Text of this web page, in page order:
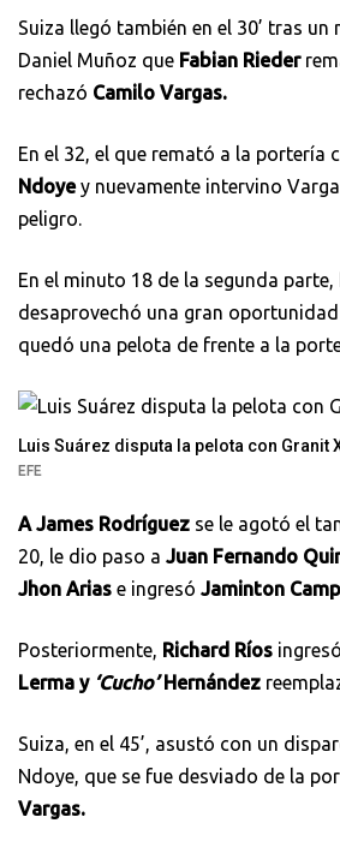
Suiza llegó también en el 30’ tras un
Daniel Muñoz que Fabian Rieder
rechazó Camilo Vargas.
En el 32, el que remató a la portería
Ndoyey nuevamente intervino
peligro.
En el minuto 18 de la segunda parte,
desaprovechó una gran
quedó una pelota de frente a la
Luis Suárez disputa la pelota con Granit
EFE
A James Rodríguez se le agotó el
20, le dio paso a Juan Fernando
Jhon Arias e ingresó Jaminton
Posteriormente, Richard Ríos
Lerma y ‘Cucho’Hernández
Suiza, en el 45’, asustó con un
Ndoye, que se fue desviado de la
Vargas.